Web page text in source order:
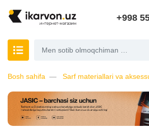
+998
Bosh sahifa Sarf materiallari va